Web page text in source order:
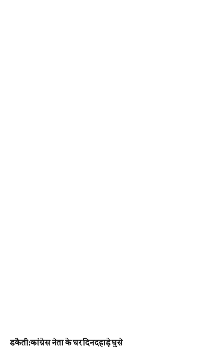
डकैती:कांग्रेस नेता के घर दिनदहाड़े घुसे